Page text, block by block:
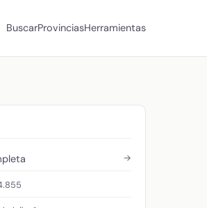
BuscarProvinciasHerramientas
→